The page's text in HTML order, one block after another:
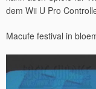
dem Wii U Pro
Macufe festival in